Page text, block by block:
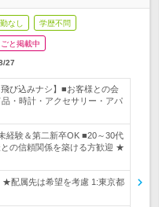
なし 学歴不問
と掲載中
27
び込みナシ】■お客様との会
・時計・アクセサリー・アパ
経験＆第二新卒OK ■20～30代
の信頼関係を築ける方歓迎 ★
配属先は希望を考慮 1:東京都